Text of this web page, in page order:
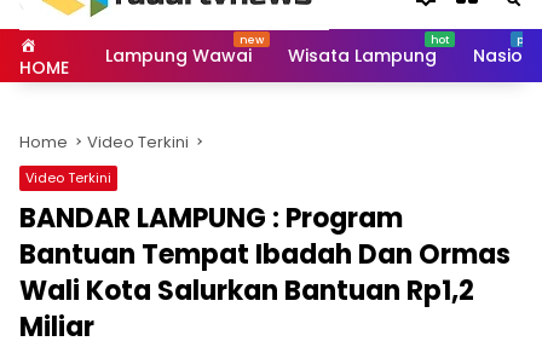
HOME Lampung Wawai Wisata Lampung
Home Video Terkini
Video Terkini
BANDAR LAMPUNG : Program
Bantuan Tempat Ibadah Dan Ormas
Wali Kota Salurkan Bantuan Rp1,2
Miliar